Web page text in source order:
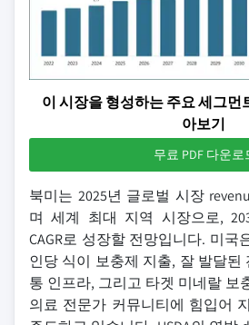
이 시장을 형성하는 주요 세그먼
아보기
무료 PDF 다운로
북미는 2025년 글로벌 시장
며 세계 최대 지역 시장으로,
CAGR로 성장할 전망입니다. 미국
인당 식이 보충제 지출, 잘 발달된
통 인프라, 그리고 타겟 미네랄 보
의료 전문가 커뮤니티에 힘입어